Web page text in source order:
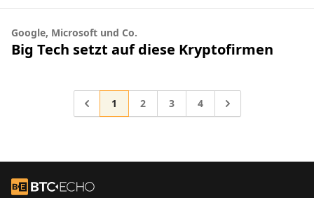
Google, Microsoft und Co.
Big Tech setzt auf diese Kryptofirmen
Gehe zur Seite
1 Gehe zur Seite
2 Gehe zur Seite
3 Gehe zur Seite
4 Gehe zu
Zur Startseite